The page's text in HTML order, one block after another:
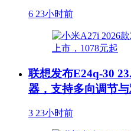
6 23小时前
联想发布E24q-30
器，支持多向调节
3 23小时前